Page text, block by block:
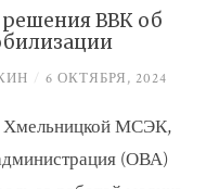
ВВК об
/ 6 ОКТЯБРЯ, 2024
Хмельницкой МСЭК,
(ОВА)